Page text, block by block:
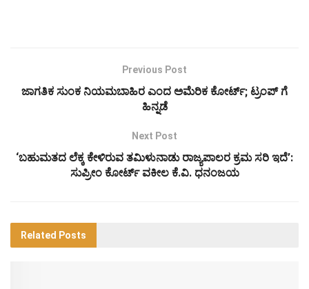
Previous Post
ಜಾಗತಿಕ ಸುಂಕ ನಿಯಮಬಾಹಿರ ಎಂದ ಅಮೆರಿಕ ಕೋರ್ಟ್; ಟ್ರಂಪ್ ಗೆ
ಹಿನ್ನಡೆ
Next Post
‘ಬಹುಮತದ ಲೆಕ್ಕ ಕೇಳಿರುವ ತಮಿಳುನಾಡು ರಾಜ್ಯಪಾಲರ ಕ್ರಮ ಸರಿ ಇದೆ’:
ಸುಪ್ರೀಂ ಕೋರ್ಟ್ ವಕೀಲ ಕೆ.ವಿ. ಧನಂಜಯ
Related Posts